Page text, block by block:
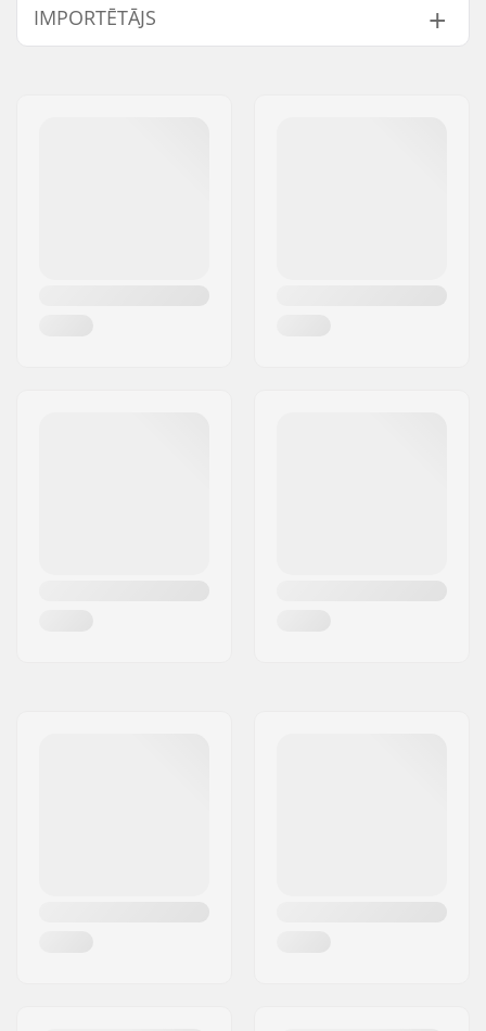
Pega garums:
Materiāls:
Chromoly Steel, Nylon
IMPORTĒTĀJS